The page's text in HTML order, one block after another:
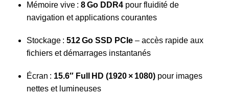
Mémoire vive : 8 Go DDR4 pour fluidité de
navigation et applications courantes
Stockage : 512 Go SSD PCIe – accès rapide aux
fichiers et démarrages instantanés
Écran : 15.6″ Full HD (1920 × 1080) pour images
nettes et lumineuses